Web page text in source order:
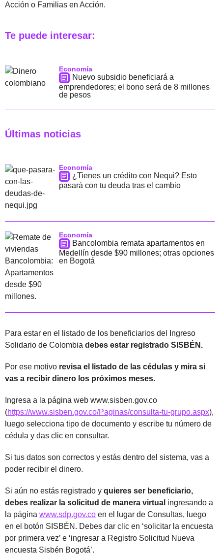
Acción o Familias en Acción.
Te puede interesar:
Economía
Nuevo subsidio beneficiará a
emprendedores; el bono será de 8 millones
de pesos
Últimas noticias
Economía
¿Tienes un crédito con Nequi? Esto
pasará con tu deuda tras el cambio
Economía
Bancolombia remata apartamentos en
Medellín desde $90 millones; otras opciones
en Bogotá
Para estar en el listado de los beneficiarios del Ingreso
Solidario de Colombia debes estar registrado SISBÉN.
Por ese motivo revisa el listado de las cédulas y mira si
vas a recibir dinero los próximos meses.
Ingresa a la página web www.sisben.gov.co
(https://www.sisben.gov.co/Paginas/consulta-tu-grupo.aspx),
luego selecciona tipo de documento y escribe tu número de
cédula y das clic en consultar.
Si tus datos son correctos y estás dentro del sistema, vas a
poder recibir el dinero.
Si aún no estás registrado y quieres ser beneficiario,
debes realizar la solicitud de manera virtual ingresando a
la página www.sdp.gov.co en el lugar de Consultas, luego
en el botón SISBÉN. Debes dar clic en ‘solicitar la encuesta
por primera vez’ e ‘ingresar a Registro Solicitud Nueva
encuesta Sisbén Bogotá’.